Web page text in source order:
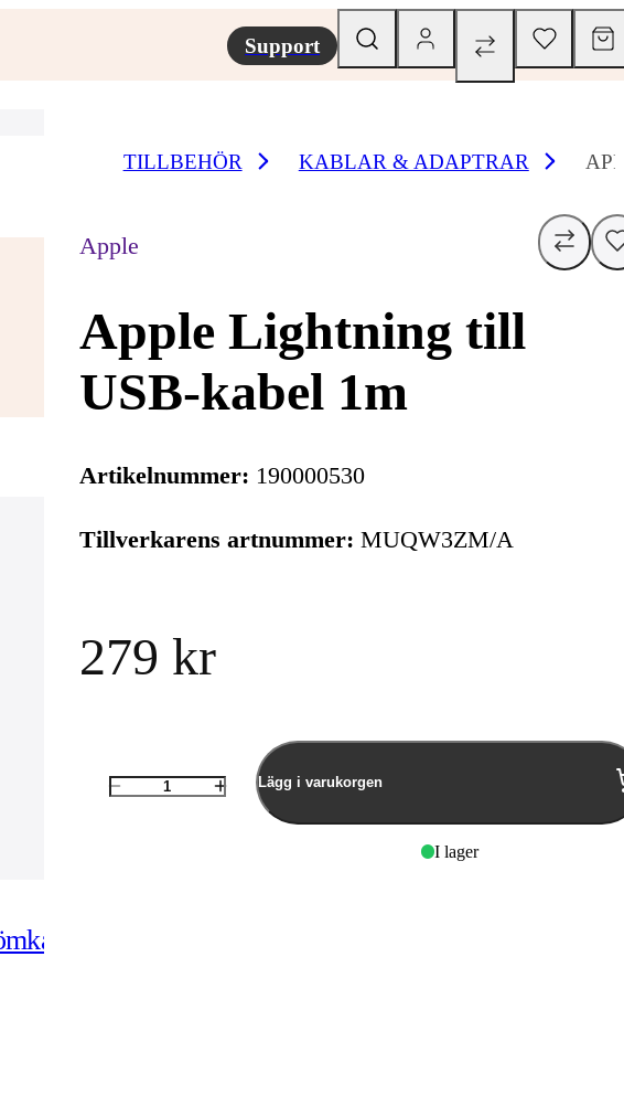
Support
-
TILLBEHÖR KABLAR & ADAPTRAR
Apple
Apple Lightning till
USB-kabel 1m
Artikelnummer: 190000530
Tillverkarens artnummer: MUQW3ZM/A
279 kr
Antal
Lägg i varukorgen
I lager